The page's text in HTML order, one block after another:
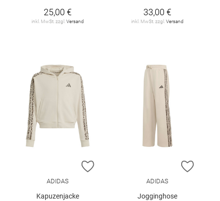
25,00 €
inkl. MwSt. zzgl. Versand
33,00 €
inkl. MwSt. zzgl. Versand
ZUR WUNSCHLISTE HINZUFÜGEN
ADIDAS
Kapuzenjacke
ZUR
ADIDAS
Jogginghose